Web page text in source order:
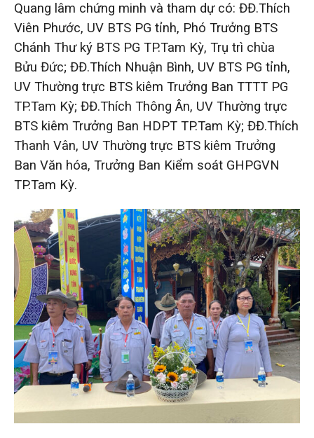
Quang lâm chứng minh và tham dự có: ĐĐ.Thích
Viên Phước, UV BTS PG tỉnh, Phó Trưởng BTS
Chánh Thư ký BTS PG TP.Tam Kỳ, Trụ trì chùa
Bửu Đức; ĐĐ.Thích Nhuận Bình, UV BTS PG tỉnh,
UV Thường trực BTS kiêm Trưởng Ban TTTT PG
TP.Tam Kỳ; ĐĐ.Thích Thông Ân, UV Thường trực
BTS kiêm Trưởng Ban HDPT TP.Tam Kỳ; ĐĐ.Thích
Thanh Vân, UV Thường trực BTS kiêm Trưởng
Ban Văn hóa, Trưởng Ban Kiểm soát GHPGVN
TP.Tam Kỳ.